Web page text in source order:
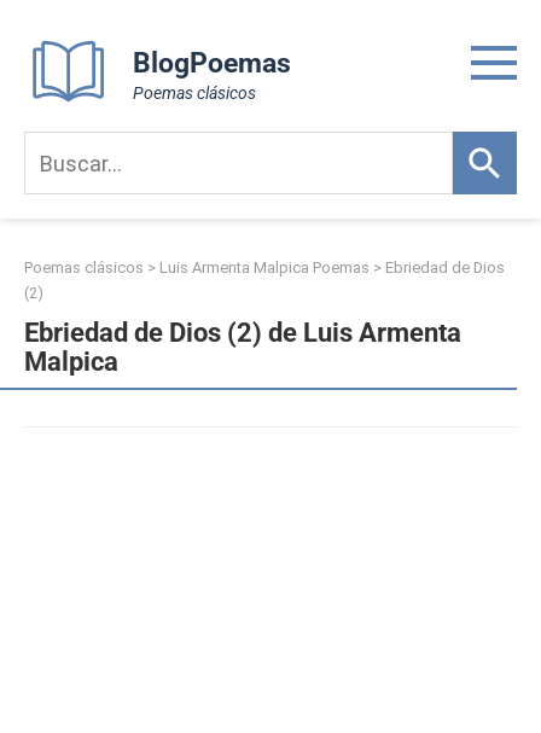
content
BlogPoemas
Poemas clásicos
Poemas clásicos > Luis Armenta Malpica Poemas > Ebriedad de Dios
(2)
Ebriedad de Dios (2) de Luis Armenta
Malpica